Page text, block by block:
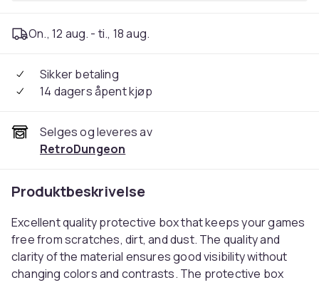
On., 12 aug. - ti., 18 aug.
Sikker betaling
14 dagers åpent kjøp
Selges og leveres av
RetroDungeon
Produktbeskrivelse
Excellent quality protective box that keeps your games
free from scratches, dirt, and dust. The quality and
clarity of the material ensures good visibility without
changing colors and contrasts. The protective box